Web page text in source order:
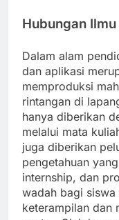
Hubungan
Dalam alam
dan aplikasi
memproduksi
rintangan di
hanya diberikan
melalui mata
juga diberikan
pengetahuan
internship, dan
wadah bagi
keterampilan dan